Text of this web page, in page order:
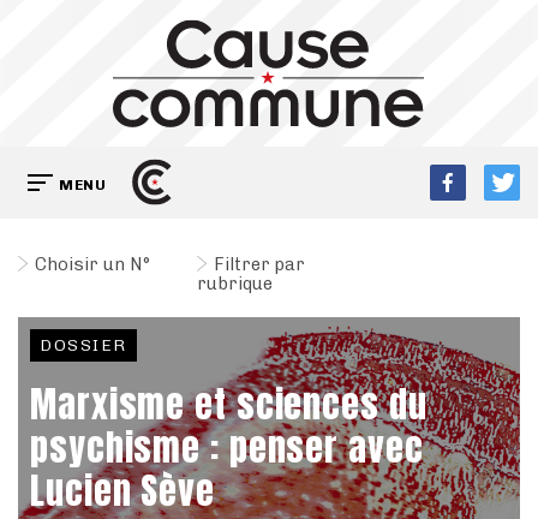
MENU
Choisir un N°
Filtrer par
rubrique
DOSSIER
Marxisme et sciences du
psychisme : penser avec
Lucien Sève